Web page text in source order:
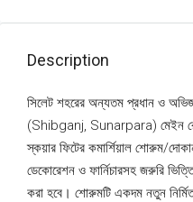
Description
সিলেট শহরের অন্যতম প্রধান ও
(Shibganj, Sunarpara) মেইন
স্কয়ার ফিটের কমার্শিয়াল শোরুম/
ডেকোরেশন ও ফার্নিচারসহ জরুরি
করা হবে। শোরুমটি একদম নতুন